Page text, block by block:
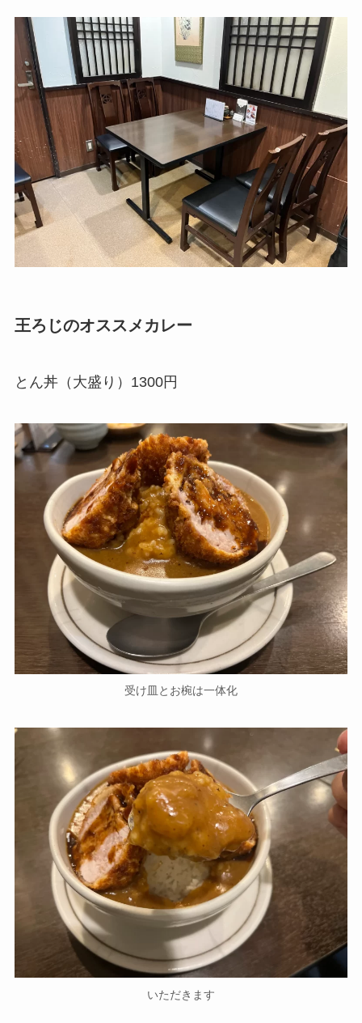
王ろじのオススメカレー
とん丼（大盛り）1300円
受け皿とお椀は一体化
いただきます